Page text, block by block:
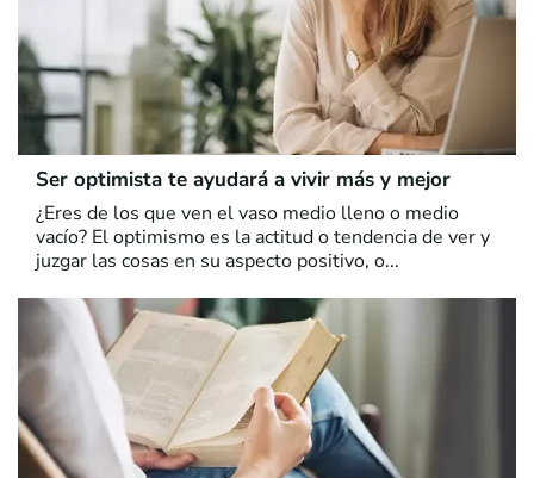
Ser optimista te ayudará a vivir más y mejor
¿Eres de los que ven el vaso medio lleno o medio
vacío? El optimismo es la actitud o tendencia de ver y
juzgar las cosas en su aspecto positivo, o...